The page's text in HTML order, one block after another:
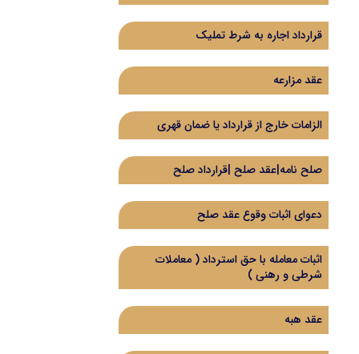
قرارداد اجاره به شرط تملیک
عقد مزارعه
الزامات خارج از قرارداد یا ضمان قهری
صلح نامه|عقد صلح |قرارداد صلح
دعوای اثبات وقوع عقد صلح
اثبات معامله با حق استرداد (‌ معاملات
شرطی و رهنی )‌
عقد هبه